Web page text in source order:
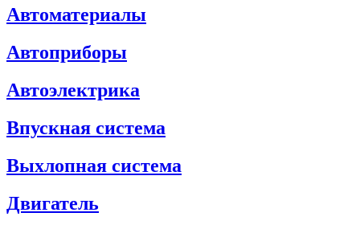
Автоматериалы
Автоприборы
Автоэлектрика
Впускная система
Выхлопная система
Двигатель